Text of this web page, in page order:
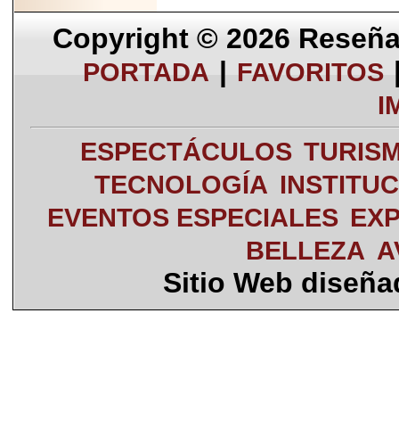
Copyright © 2026
PORTADA | FAVORITOS
ESPECTÁCULOS
TECNOLOGÍA
EVENTOS ESPECIALES
BELLEZA
Sitio Web